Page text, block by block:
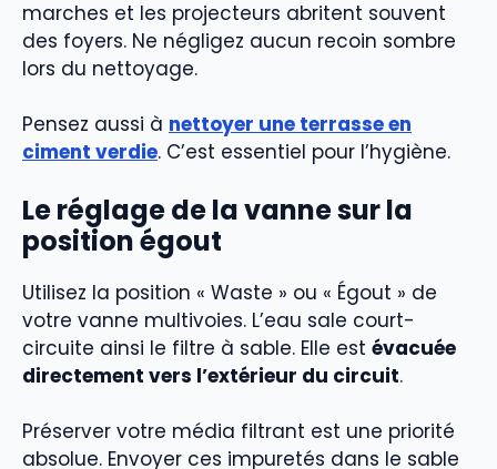
marches et les projecteurs abritent souvent
des foyers. Ne négligez aucun recoin sombre
lors du nettoyage.
Pensez aussi à nettoyer une terrasse en
ciment verdie. C’est essentiel pour l’hygiène.
Le réglage de la vanne sur la
position égout
Utilisez la position « Waste » ou « Égout » de
votre vanne multivoies. L’eau sale court-
circuite ainsi le filtre à sable. Elle est évacuée
directement vers l’extérieur du circuit.
Préserver votre média filtrant est une priorité
absolue. Envoyer ces impuretés dans le sable